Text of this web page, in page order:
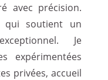
avec précision.
qui soutient un
Je
expérimentées
privées, accueil